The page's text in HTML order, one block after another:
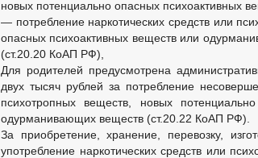
новых потенциально опасных психоактивных
— потребление наркотических средств или
опасных психоактивных веществ или
(ст.20.20 КоАП РФ),
Для родителей предусмотрена
двух тысяч рублей за потребление
психотропных веществ, новых
одурманивающих веществ (ст.20.22 КоАП РФ).
За приобретение, хранение, перевозку,
употребление наркотических средств или